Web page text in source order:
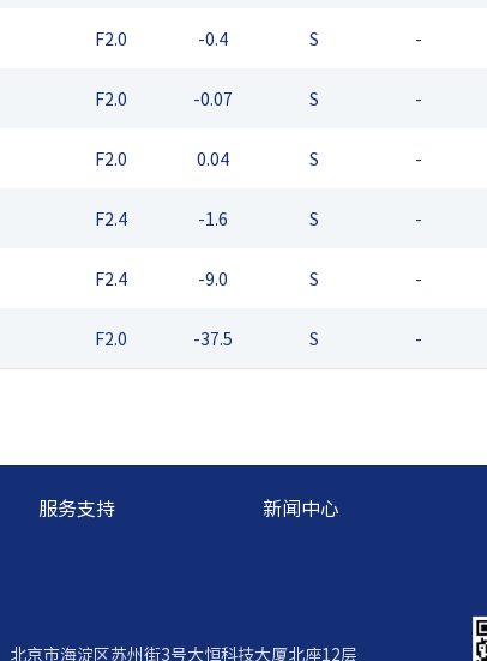
F2.0 -0.4 S -
F2.0 -0.07 S -
F2.0 0.04 S -
F2.4 -1.6 S -
F2.4 -9.0 S -
F2.0 -37.5 S -
服务支持 新闻中心
北京市海淀区苏州街3号大恒科技大厦北座12层